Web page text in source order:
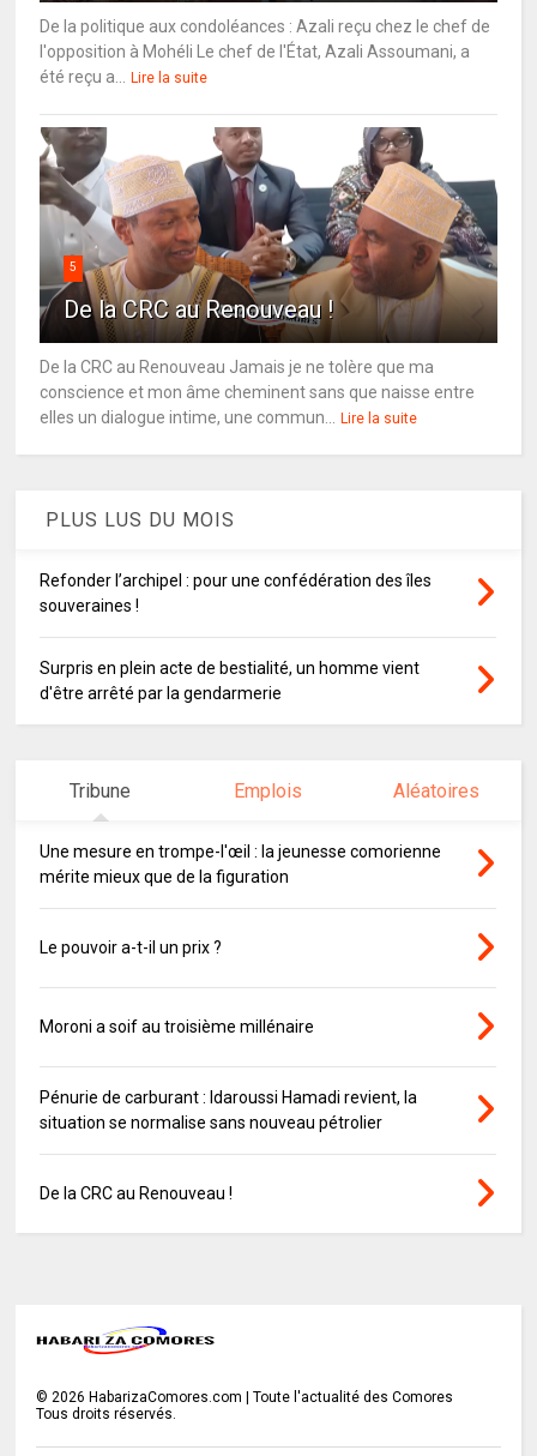
De la politique aux condoléances : Azali reçu chez le chef de
l'opposition à Mohéli Le chef de l'État, Azali Assoumani, a
été reçu a...
Lire la suite
5
De la CRC au Renouveau !
De la CRC au Renouveau Jamais je ne tolère que ma
conscience et mon âme cheminent sans que naisse entre
elles un dialogue intime, une commun...
Lire la suite
PLUS LUS DU MOIS
Refonder l’archipel : pour une confédération des îles
souveraines !
Surpris en plein acte de bestialité, un homme vient
d'être arrêté par la gendarmerie
Tribune Emplois Aléatoires
Une mesure en trompe-l'œil : la jeunesse comorienne
mérite mieux que de la figuration
Le pouvoir a-t-il un prix ?
Moroni a soif au troisième millénaire
Pénurie de carburant : Idaroussi Hamadi revient, la
situation se normalise sans nouveau pétrolier
De la CRC au Renouveau !
© 2026 HabarizaComores.com | Toute l'actualité des Comores
Tous droits réservés.